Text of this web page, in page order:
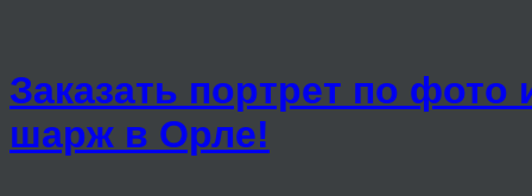
Заказать портрет по фото
шарж в Орле!